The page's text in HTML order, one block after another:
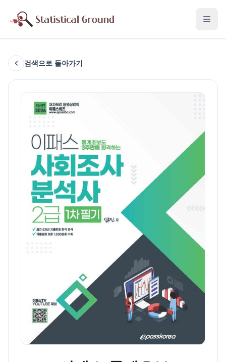
검색으로 돌아가기